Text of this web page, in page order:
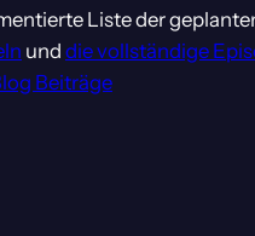
Liste der
und die vollständige
Beiträge